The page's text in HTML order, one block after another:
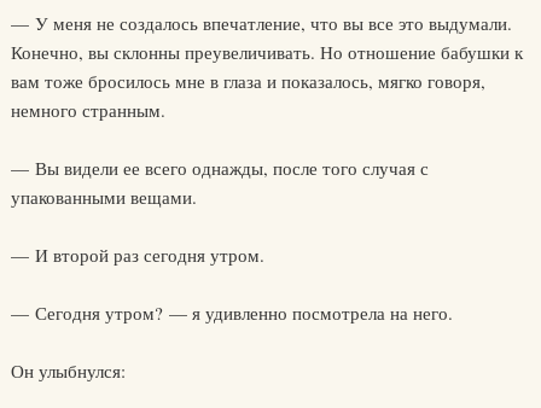
— У меня не создалось впечатление, что вы все это выдумали.
Конечно, вы склонны преувеличивать. Но отношение бабушки к
вам тоже бросилось мне в глаза и показалось, мягко говоря,
немного странным.
— Вы видели ее всего однажды, после того случая с
упакованными вещами.
— И второй раз сегодня утром.
— Сегодня утром? — я удивленно посмотрела на него.
Он улыбнулся: